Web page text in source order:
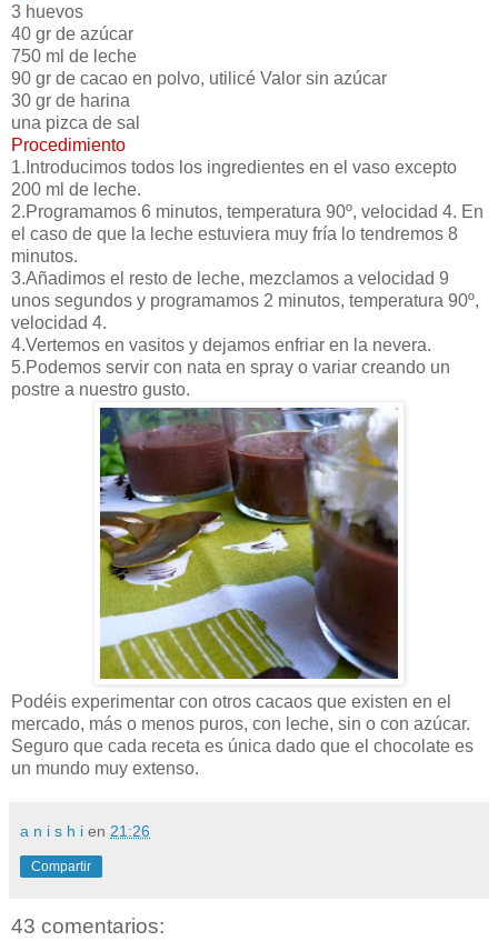
3 huevos
40 gr de azúcar
750 ml de leche
90 gr de cacao en polvo, utilicé Valor sin azúcar
30 gr de harina
una pizca de sal
Procedimiento
1.Introducimos todos los ingredientes en el vaso excepto
200 ml de leche.
2.Programamos 6 minutos, temperatura 90º, velocidad 4. En
el caso de que la leche estuviera muy fría lo tendremos 8
minutos.
3.Añadimos el resto de leche, mezclamos a velocidad 9
unos segundos y programamos 2 minutos, temperatura 90º,
velocidad 4.
4.Vertemos en vasitos y dejamos enfriar en la nevera.
5.Podemos servir con nata en spray o variar creando un
postre a nuestro gusto.
Podéis experimentar con otros cacaos que existen en el
mercado, más o menos puros, con leche, sin o con azúcar.
Seguro que cada receta es única dado que el chocolate es
un mundo muy extenso.
a n i s h i en 21:26
Compartir
43 comentarios: